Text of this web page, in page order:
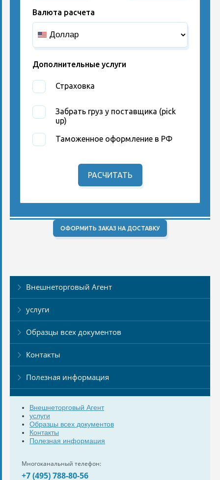
Валюта расчета
Дополнительные услуги
Страховка
Забрать груз у поставщика (pick
up)
Таможенное оформление в РФ
РАСЧИТАТЬ
ОФОРМИТЬ ЗАКАЗ НА ДОСТАВКУ
Внешнеторговый Агент
услуги
Образцы всех документов
Контакты
Полезная информация
Внешнеторговый Агент
услуги
Образцы всех документов
Контакты
Полезная информация
Многоканальный телефон:
+7 (495) 788-80-56